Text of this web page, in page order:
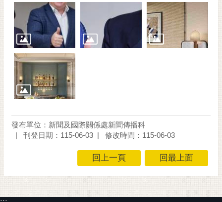
置
發布單位：新聞及國際關係處新聞傳播科
刊登日期：115-06-03
修改時間：115-06-03
回上一頁 回最上面